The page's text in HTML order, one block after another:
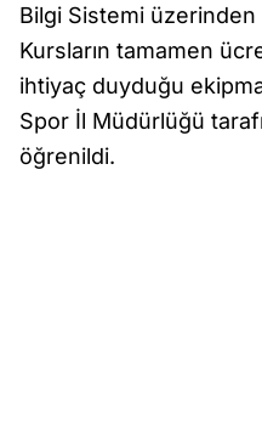
Bilgi Sistemi
Kursların tamamen
ihtiyaç duyduğu
Spor İl Müdürlüğü
öğrenildi.